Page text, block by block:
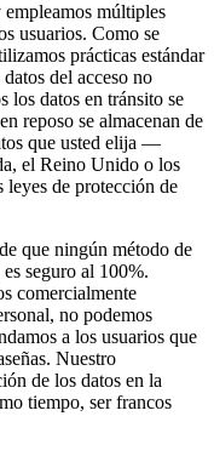
múltiples
usuarios. Como se
prácticas estándar
del acceso no
los datos en tránsito se
reposo se almacenan de
que usted elija —
el Reino Unido o los
de protección de
que ningún método de
seguro al 100%.
comercialmente
no podemos
a los usuarios que
Nuestro
de los datos en la
tiempo, ser francos